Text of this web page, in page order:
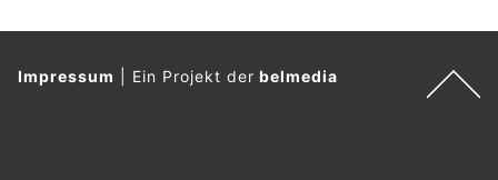
Impressum Ein Projekt derbelmedia